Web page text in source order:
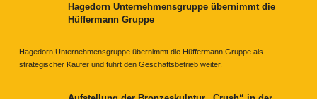
Hagedorn Unternehmensgruppe übernimmt die
Hüffermann Gruppe
Hagedorn Unternehmensgruppe übernimmt die Hüffermann Gruppe als
strategischer Käufer und führt den Geschäftsbetrieb weiter.